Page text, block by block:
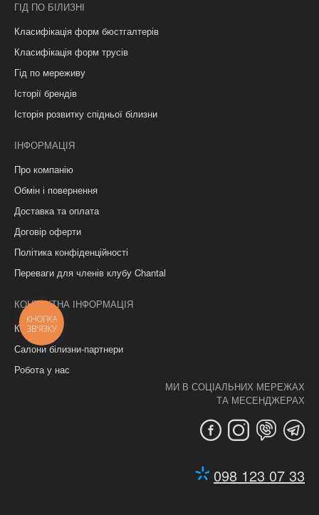
ГІД ПО БІЛИЗНІ
Класифікація форм бюстгалтерів
Класифікація форм трусів
Гід по мереживу
Історії брендів
Історія розвитку спідньої білизни
ІНФОРМАЦІЯ
Про компанію
Обмін і повернення
Доставка та оплата
Договір оферти
Політика конфіденційності
Переваги для членів клубу Chantal
КОНТАКТНА ІНФОРМАЦІЯ
Контакти
Салони білизни-партнери
Робота у нас
МИ В СОЦІАЛЬНИХ МЕРЕЖАХ
ТА МЕСЕНДЖЕРАХ
098 123 07 33
КНОПКА
ЗВ'ЯЗКУ